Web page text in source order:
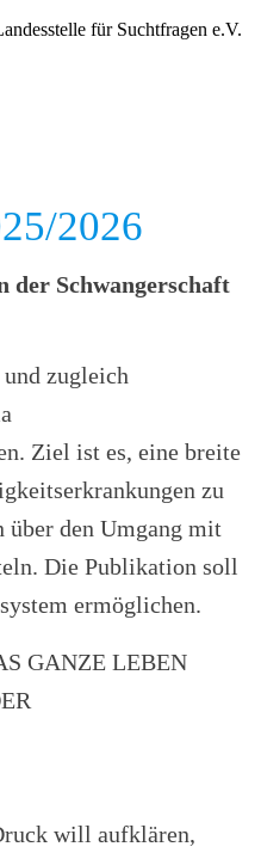
2026
der Schwangerschaft
zugleich
Ziel ist es, eine breite
zu
über den Umgang mit
Die Publikation soll
ermöglichen.
GANZE LEBEN
will aufklären,